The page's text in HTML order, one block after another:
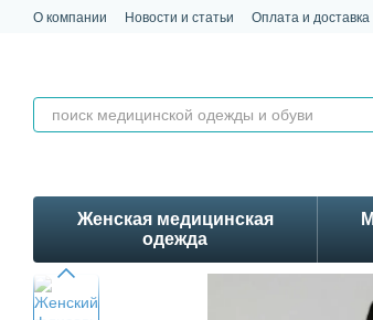
Перейти к основному контенту
О компании Новости и статьи Оплата и доставка
Женская медицинская
одежда